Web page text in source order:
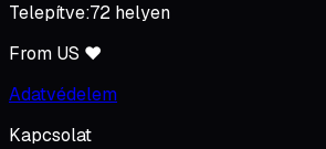
Telepítve:72 helyen
From US ♥
Adatvédelem
Kapcsolat